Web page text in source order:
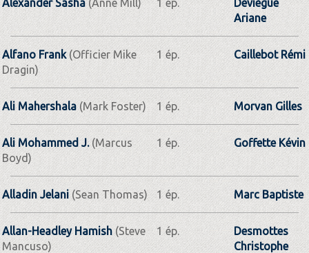
Ariane
Alfano Frank(Officier Mike
Dragin)
1 ép. Caillebot Rémi
Ali Mahershala(Mark Foster) 1 ép. Morvan Gilles
Ali Mohammed J.(Marcus
Boyd)
1 ép. Goffette Kévin
Alladin Jelani(Sean Thomas) 1 ép. Marc Baptiste
Allan-Headley Hamish(Steve
Mancuso)
1 ép.
Desmottes
Christophe